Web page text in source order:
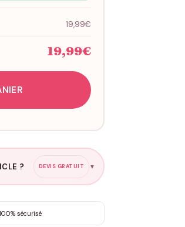
19,99€
19,99€
? DEVIS GRATUIT ▼
sécurisé